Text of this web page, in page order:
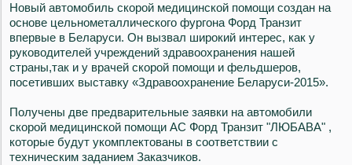
Новый автомобиль скорой медицинской помощи создан на
основе цельнометаллического фургона Форд Транзит
впервые в Беларуси. Он вызвал широкий интерес, как у
руководителей учреждений здравоохранения нашей
страны,так и у врачей скорой помощи и фельдшеров,
посетивших выставку «Здравоохранение Беларуси-2015».
Получены две предварительные заявки на автомобили
скорой медицинской помощи АС Форд Транзит "ЛЮБАВА" ,
которые будут укомплектованы в соответствии с
техническим заданием Заказчиков.